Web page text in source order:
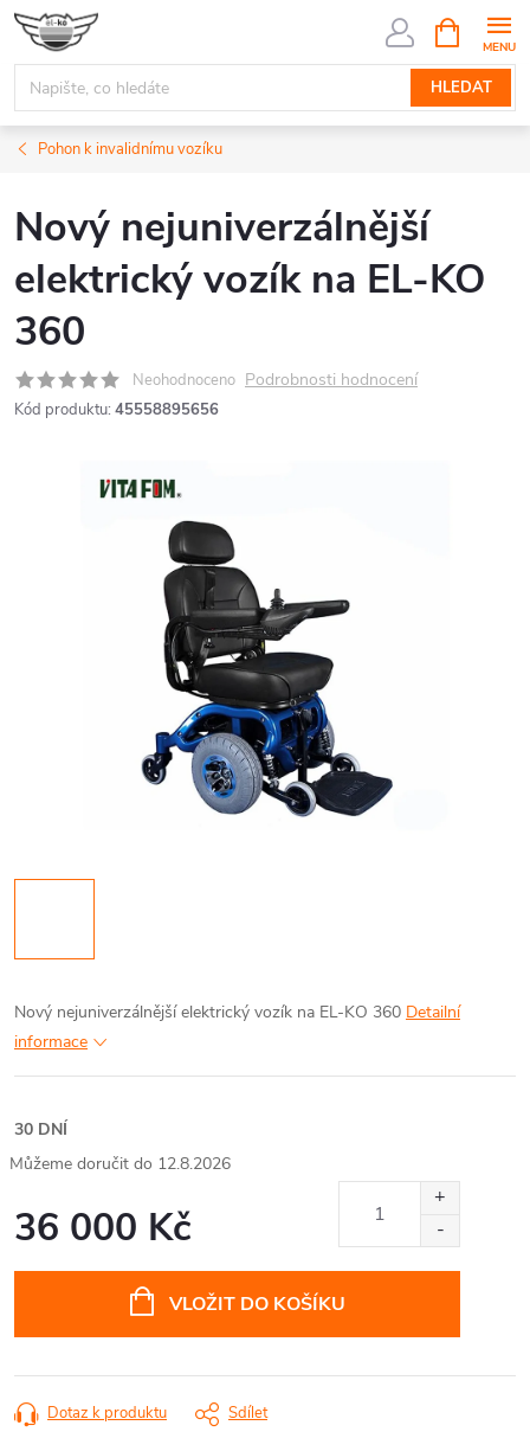
Přejít
obsah
HLEDAT
NÁKUPNÍ
KOŠÍK
Pohon k invalidnímu vozíku
Nový nejuniverzálnější
elektrický vozík na EL-KO
360
Neohodnoceno Podrobnosti hodnocení
Kód produktu: 45558895656
Nový nejuniverzálnější elektrický vozík na EL-KO 360 Detailní
informace
30 DNÍ
12.8.2026
36 000 Kč
VLOŽIT DO KOŠÍKU
Dotaz k produktu Sdílet